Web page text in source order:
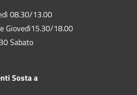
08.30/13.00
Giovedì15.30/18.00
Sabato
Sosta a